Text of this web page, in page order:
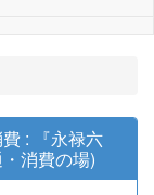
: 『永禄六
消費の場)